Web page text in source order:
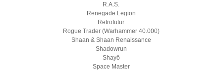
R.A.S.
Renegade Legion
Retrofutur
Rogue Trader (Warhammer 40.000)
Shaan & Shaan Renaissance
Shadowrun
Shayô
Space Master